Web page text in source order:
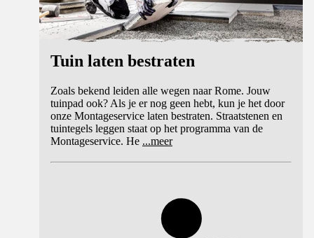
Tuin laten bestraten
Zoals bekend leiden alle wegen naar Rome. Jouw
tuinpad ook? Als je er nog geen hebt, kun je het door
onze Montageservice laten bestraten. Straatstenen en
tuintegels leggen staat op het programma van de
Montageservice. He ...meer